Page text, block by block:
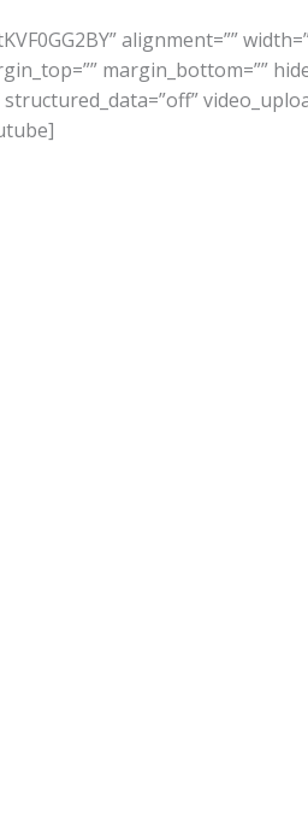
alignment=””
margin_bottom=””